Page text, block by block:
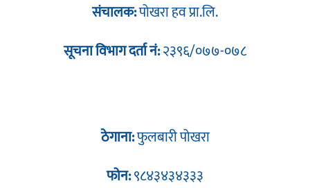
संचालक:पोखरा हव प्रा.लि.
सूचना विभाग दर्ता नं:२३९६/०७७-०७८
ठेगाना:फुलबारी पोखरा
फोन:९८४३४३४३३३